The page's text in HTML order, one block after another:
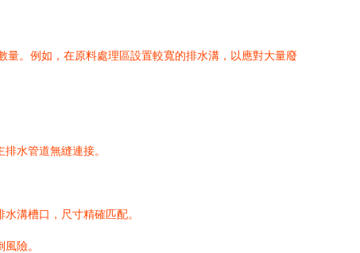
。例如，在原料處理區設置較寬的排水溝，以應對大量廢
水管道無縫連接。
溝槽口，尺寸精確匹配。
險。